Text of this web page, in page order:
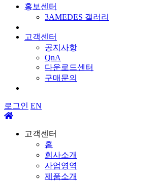
홍보센터
3AMEDES 갤러리
고객센터
공지사항
QnA
다운로드센터
구매문의
로그인 EN
고객센터
홈
회사소개
사업영역
제품소개